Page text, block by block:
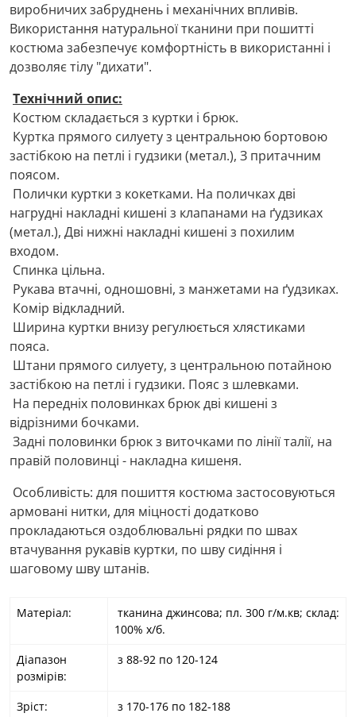
виробничих забруднень і механічних впливів.
Використання натуральної тканини при пошитті
костюма забезпечує комфортність в використанні і
дозволяє тілу "дихати".
Технічний опис:
Костюм складається з куртки і брюк.
Куртка прямого силуету з центральною бортовою
застібкою на петлі і гудзики (метал.), З притачним
поясом.
Полички куртки з кокетками. На поличках дві
нагрудні накладні кишені з клапанами на ґудзиках
(метал.), Дві нижні накладні кишені з похилим
входом.
Спинка цільна.
Рукава втачні, одношовні, з манжетами на ґудзиках.
Комір відкладний.
Ширина куртки внизу регулюється хлястиками
пояса.
Штани прямого силуету, з центральною потайною
застібкою на петлі і гудзики. Пояс з шлевками.
На передніх половинках брюк дві кишені з
відрізними бочками.
Задні половинки брюк з виточками по лінії талії, на
правій половинці - накладна кишеня.
Особливість: для пошиття костюма застосовуються
армовані нитки, для міцності додатково
прокладаються оздоблювальні рядки по швах
втачування рукавів куртки, по шву сидіння і
шаговому шву штанів.
Матеріал:
тканина джинсова; пл. 300 г/м.кв; склад:
100% х/б.
Діапазон
розмірів:
з 88-92 по 120-124
Зріст: з 170-176 по 182-188